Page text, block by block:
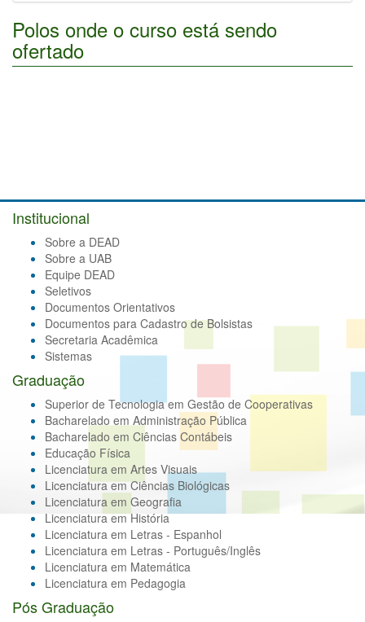
Polos onde o curso está sendo
ofertado
Institucional
Sobre a DEAD
Sobre a UAB
Equipe DEAD
Seletivos
Documentos Orientativos
Documentos para Cadastro de Bolsistas
Secretaria Acadêmica
Sistemas
Graduação
Superior de Tecnologia em Gestão de Cooperativas
Bacharelado em Administração Pública
Bacharelado em Ciências Contábeis
Educação Física
Licenciatura em Artes Visuais
Licenciatura em Ciências Biológicas
Licenciatura em Geografia
Licenciatura em História
Licenciatura em Letras - Espanhol
Licenciatura em Letras - Português/Inglês
Licenciatura em Matemática
Licenciatura em Pedagogia
Pós Graduação